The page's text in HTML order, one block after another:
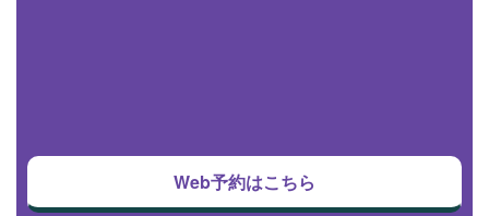
Web予約はこちら